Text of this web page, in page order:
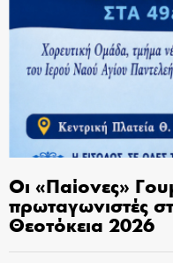
Οι «Παίονες»
πρωταγωνιστές
Θεοτόκεια 2026